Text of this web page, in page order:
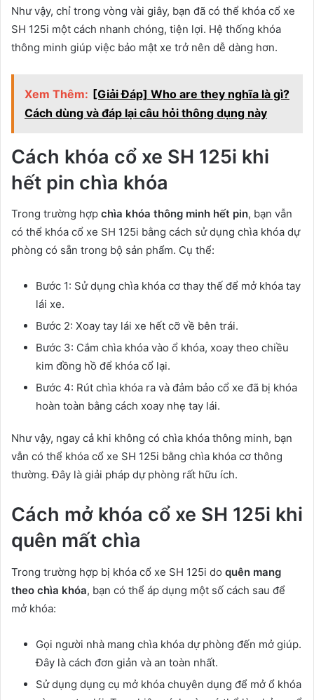
Như vậy, chỉ trong vòng vài giây, bạn đã có thể khóa cổ xe
SH 125i một cách nhanh chóng, tiện lợi. Hệ thống khóa
thông minh giúp việc bảo mật xe trở nên dễ dàng hơn.
Xem Thêm: [Giải Đáp] Who are they nghĩa là gì?
Cách dùng và đáp lại câu hỏi thông dụng này
Cách khóa cổ xe SH 125i khi
hết pin chìa khóa
Trong trường hợp chìa khóa thông minh hết pin, bạn vẫn
có thể khóa cổ xe SH 125i bằng cách sử dụng chìa khóa dự
phòng có sẵn trong bộ sản phẩm. Cụ thể:
Bước 1: Sử dụng chìa khóa cơ thay thế để mở khóa tay
lái xe.
Bước 2: Xoay tay lái xe hết cỡ về bên trái.
Bước 3: Cắm chìa khóa vào ổ khóa, xoay theo chiều
kim đồng hồ để khóa cổ lại.
Bước 4: Rút chìa khóa ra và đảm bảo cổ xe đã bị khóa
hoàn toàn bằng cách xoay nhẹ tay lái.
Như vậy, ngay cả khi không có chìa khóa thông minh, bạn
vẫn có thể khóa cổ xe SH 125i bằng chìa khóa cơ thông
thường. Đây là giải pháp dự phòng rất hữu ích.
Cách mở khóa cổ xe SH 125i khi
quên mất chìa
Trong trường hợp bị khóa cổ xe SH 125i do quên mang
theo chìa khóa, bạn có thể áp dụng một số cách sau để
mở khóa:
Gọi người nhà mang chìa khóa dự phòng đến mở giúp.
Đây là cách đơn giản và an toàn nhất.
Sử dụng dụng cụ mở khóa chuyên dụng để mở ổ khóa